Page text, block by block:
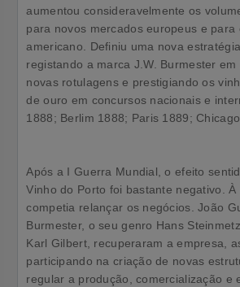
aumentou consideravelmente os
para novos mercados europeus e para
americano. Definiu uma nova
registando a marca J.W. Burmester em
novas rotulagens e prestigiando os
de ouro em concursos nacionais e
1888; Berlim 1888; Paris 1889; Chicago
Após a I Guerra Mundial, o efeito
Vinho do Porto foi bastante negativo.
competia relançar os negócios. João
Burmester, o seu genro Hans
Karl Gilbert, recuperaram a empresa,
participando na criação de novas
regular a produção, comercialização e